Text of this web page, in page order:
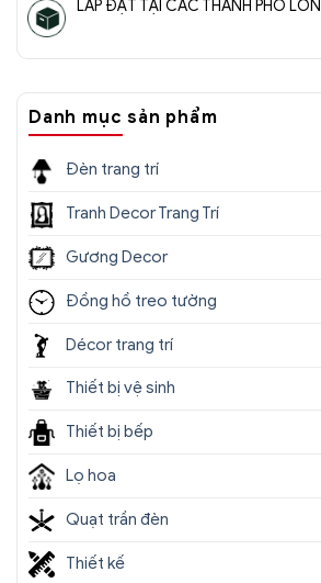
LẮP ĐẶT TẠI CÁC THÀNH PHỐ LỚN
Danh mục sản phẩm
Đèn trang trí
Tranh Decor Trang Trí
Gương Decor
Đồng hồ treo tường
Décor trang trí
Thiết bị vệ sinh
Thiết bị bếp
Lọ hoa
Quạt trần đèn
Thiết kế